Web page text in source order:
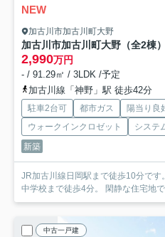
NEW
加古川市加古川町大野
加古川市加古川町大野（全2棟
2,990万円
- / 91.29㎡ / 3LDK /予定
加古川線「神野」駅 徒歩42分
駐車2台可 都市ガス 陽当り良
ウォークインクロゼット
システ
新築
JR加古川線日岡駅まで徒歩10分で
中学校まで徒歩4分。 閑静な住宅地
中古一戸建